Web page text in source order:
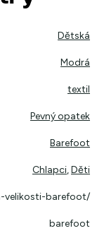
Dětská
Modrá
textil
Pevný opatek
Barefoot
Chlapci,Děti
velikosti-barefoot/
barefoot